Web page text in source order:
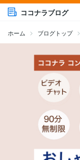
ココナラブログ
ホーム ブログトップ